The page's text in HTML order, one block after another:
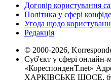
Договір користування
Політика у сфері
Угода щодо
Редакція
© 2000-2026,
Суб'єкт у сфері онлайн-
«КореспонденТ.net»
ХАРКІВСЬКЕ ШОСЕ,